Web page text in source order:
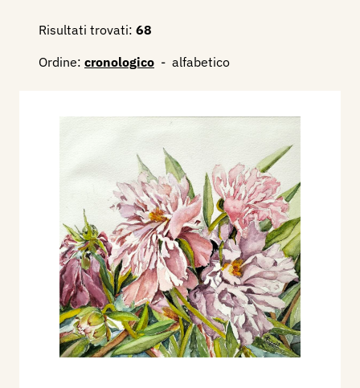
Risultati trovati: 68
Ordine: cronologico - alfabetico